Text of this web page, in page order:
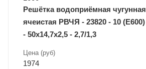
Решётка водоприёмная чугунная
ячеистая РВЧЯ - 23820 - 10 (Е600)
- 50х14,7х2,5 - 2,7/1,3
Цена (руб)
1974